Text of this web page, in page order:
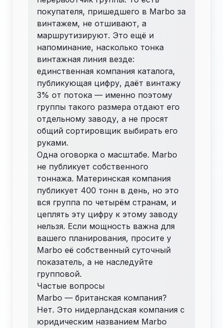
покупателя, пришедшего в Marbo за
винтажем, не отшивают, а
маршрутизируют. Это ещё и
напоминание, насколько тонка
винтажная линия везде:
единственная компания каталога,
публикующая цифру, даёт винтажу
3% от потока — именно поэтому
группы такого размера отдают его
отдельному заводу, а не просят
общий сортировщик выбирать его
руками.
Одна оговорка о масштабе. Marbo
не публикует собственного
тоннажа. Материнская компания
публикует 400 тонн в день, но это
вся группа по четырём странам, и
цеплять эту цифру к этому заводу
нельзя. Если мощность важна для
вашего планирования, просите у
Marbo её собственный суточный
показатель, а не наследуйте
групповой.
Частые вопросы
Marbo — британская компания?
Нет. Это нидерландская компания с
юридическим названием Marbo